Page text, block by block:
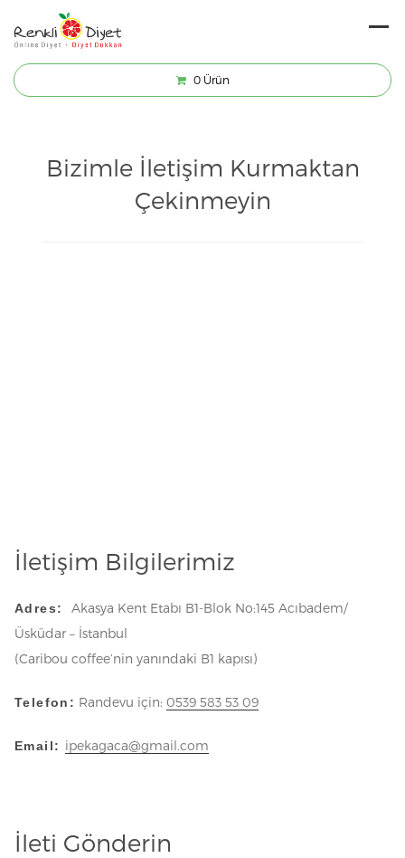
0 Ürün
Bizimle İletişim Kurmaktan
Çekinmeyin
İletişim Bilgilerimiz
Adres:
Akasya Kent Etabı B1-Blok No:145 Acıbadem/
Üsküdar – İstanbul
(Caribou coffee’nin yanındaki B1 kapısı)
Telefon: Randevu için:0539 583 53 09
Email: ipekagaca@gmail.com
İleti Gönderin